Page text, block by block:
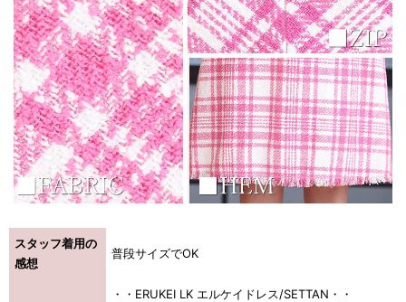
スタッフ着用の
感想
普段サイズでOK
・・ERUKEI LK エルケイドレス/SETTAN・・